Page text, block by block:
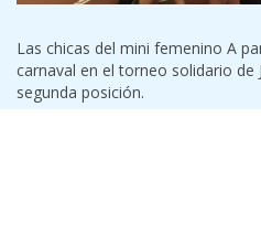
Las chicas del mini femenino A
carnaval en el torneo solidario de
segunda posición.